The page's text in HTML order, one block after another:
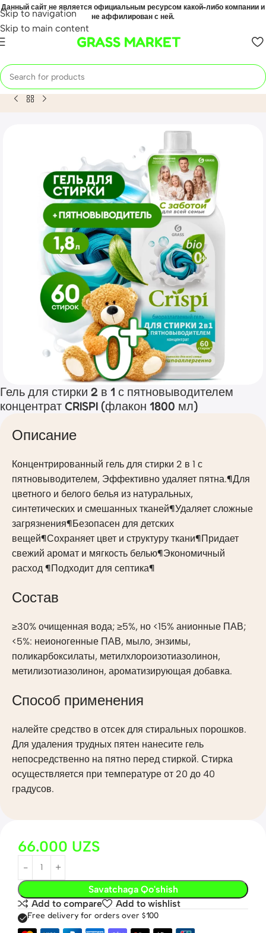
Skip to navigation
Skip to main content
Данный сайт не является официальным ресурсом какой-либо компании и
не аффилирован с ней.
GRASS MARKET
Home Mahsulot Гель для стирки 2 в 1 с
Гель для стирки 2 в 1 с пятновыводителем
концентрат CRISPI (флакон 1800 мл)
Описание
Концентрированный гель для стирки 2 в 1 с
пятновыводителем, Эффективно удаляет пятна.¶Для
цветного и белого белья из натуральных,
синтетических и смешанных тканей¶Удаляет сложные
загрязнения¶Безопасен для детских
вещей¶Сохраняет цвет и структуру ткани¶Придает
свежий аромат и мягкость белью¶Экономичный
расход ¶Подходит для септика¶
Состав
≥30% очищенная вода; ≥5%, но <15% анионные ПАВ;
<5%: неионогенные ПАВ, мыло, энзимы,
поликарбоксилаты, метилхлороизотиазолинон,
метилизотиазолинон, ароматизирующая добавка.
Способ применения
налейте средство в отсек для стиральных порошков.
Для удаления трудных пятен нанесите гель
непосредственно на пятно перед стиркой. Стирка
осуществляется при температуре от 20 до 40
градусов.
66.000 UZS
Savatchaga Qo'shish
Add to compare
Add to wishlist
Free delivery for orders over $100